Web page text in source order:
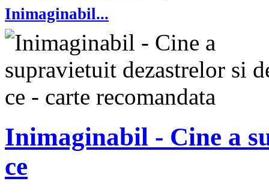
Inimaginabil...
Inimaginabil - Cine a
ce